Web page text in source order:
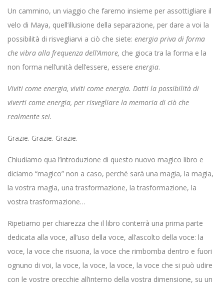
Un cammino, un viaggio che faremo insieme per assottigliare il
velo di Maya, quell’illusione della separazione, per dare a voi la
possibilità di risvegliarvi a ciò che siete: energia priva di forma
che vibra alla frequenza dell’Amore, che gioca tra la forma e la
non forma nell’unità dell’essere, essere energia.
Viviti come energia, viviti come energia. Datti la possibilità di
viverti come energia, per risvegliare la memoria di ciò che
realmente sei.
Grazie. Grazie. Grazie.
Chiudiamo qua l’introduzione di questo nuovo magico libro e
diciamo “magico” non a caso, perché sarà una magia, la magia,
la vostra magia, una trasformazione, la trasformazione, la
vostra trasformazione…
Ripetiamo per chiarezza che il libro conterrà una prima parte
dedicata alla voce, all’uso della voce, all’ascolto della voce: la
voce, la voce che risuona, la voce che rimbomba dentro e fuori
ognuno di voi, la voce, la voce, la voce, la voce che si può udire
con le vostre orecchie all’interno della vostra dimensione, su un